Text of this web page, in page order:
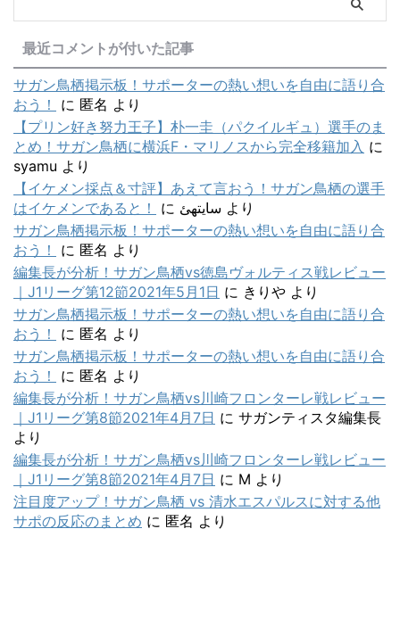
最近コメントが付いた記事
サガン鳥栖掲示板！サポーターの熱い想いを自由に語り合
おう！
に 匿名 より
【プリン好き努力王子】朴一圭（パクイルギュ）選手のま
とめ！サガン鳥栖に横浜F・マリノスから完全移籍加入 に
syamu より
【イケメン採点＆寸評】あえて言おう！サガン鳥栖の選手
はイケメンであると！
に سایتهئ より
サガン鳥栖掲示板！サポーターの熱い想いを自由に語り合
おう！
に 匿名 より
編集長が分析！サガン鳥栖vs徳島ヴォルティス戦レビュー
｜J1リーグ第12節2021年5月1日 に きりや より
サガン鳥栖掲示板！サポーターの熱い想いを自由に語り合
おう！
に 匿名 より
サガン鳥栖掲示板！サポーターの熱い想いを自由に語り合
おう！
に 匿名 より
編集長が分析！サガン鳥栖vs川崎フロンターレ戦レビュー
｜J1リーグ第8節2021年4月7日 に サガンティスタ編集長
より
編集長が分析！サガン鳥栖vs川崎フロンターレ戦レビュー
｜J1リーグ第8節2021年4月7日 に M より
注目度アップ！サガン鳥栖 vs 清水エスパルスに対する他
サポの反応のまとめ に 匿名 より